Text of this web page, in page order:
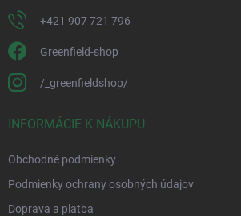
+421 907 721 796
Greenfield-shop
/_greenfieldshop/
INFORMÁCIE K NÁKUPU
Obchodné podmienky
Podmienky ochrany osobných údajov
Doprava a platba